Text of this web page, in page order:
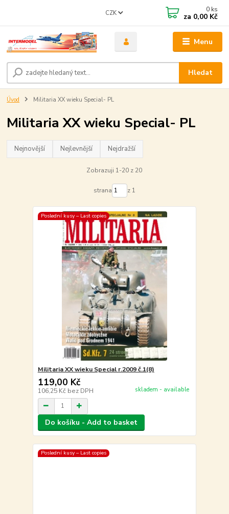
Menu
CZK
Hledat
0 ks
za 0,00 Kč
Úvod Militaria XX wieku Special- PL
Militaria XX wieku Special- PL
Nejnovější Nejlevnější Nejdražší
Zobrazuji 1-20 z 20
strana z 1
Poslední kusy – Last copies
Militaria XX wieku Special r.2009 č.1(8)
119,00 Kč
106,25 Kč bez DPH skladem - available
Do košíku - Add to basket
Poslední kusy – Last copies